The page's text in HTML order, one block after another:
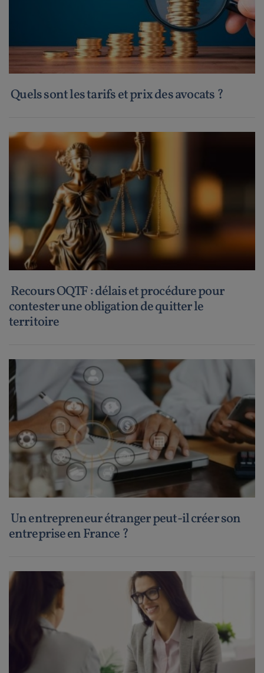
Quels sont les tarifs et prix des avocats ?
Recours OQTF : délais et procédure pour
contester une obligation de quitter le
territoire
Un entrepreneur étranger peut-il créer son
entreprise en France ?